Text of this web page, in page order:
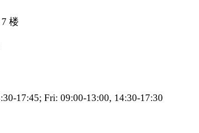
7 楼
17:45; Fri: 09:00-13:00, 14:30-17:30